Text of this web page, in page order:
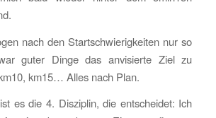
nach den Startschwierigkeiten nur so
guter Dinge das anvisierte Ziel zu
km15… Alles nach Plan.
es die 4. Disziplin, die entscheidet: Ich